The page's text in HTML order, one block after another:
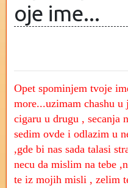
oje ime...
Opet spominjem tvoje
more...uzimam chashu
cigaru u drugu , secanja
sedim ovde i odlazim u
,gde bi nas sada talasi
necu da mislim na tebe
te iz mojih misli , zelim